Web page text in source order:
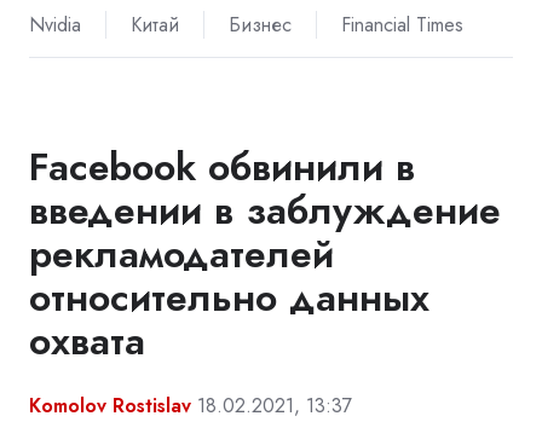
Nvidia
Китай Бизнес Financial Times
Facebook обвинили в
введении в заблуждение
рекламодателей
относительно данных
охвата
Komolov Rostislav 18.02.2021, 13:37